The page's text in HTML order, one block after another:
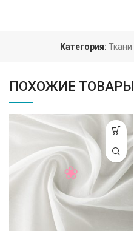
Категория: Ткани
ПОХОЖИЕ ТОВАРЫ